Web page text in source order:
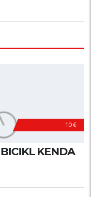
10 €
KENDA